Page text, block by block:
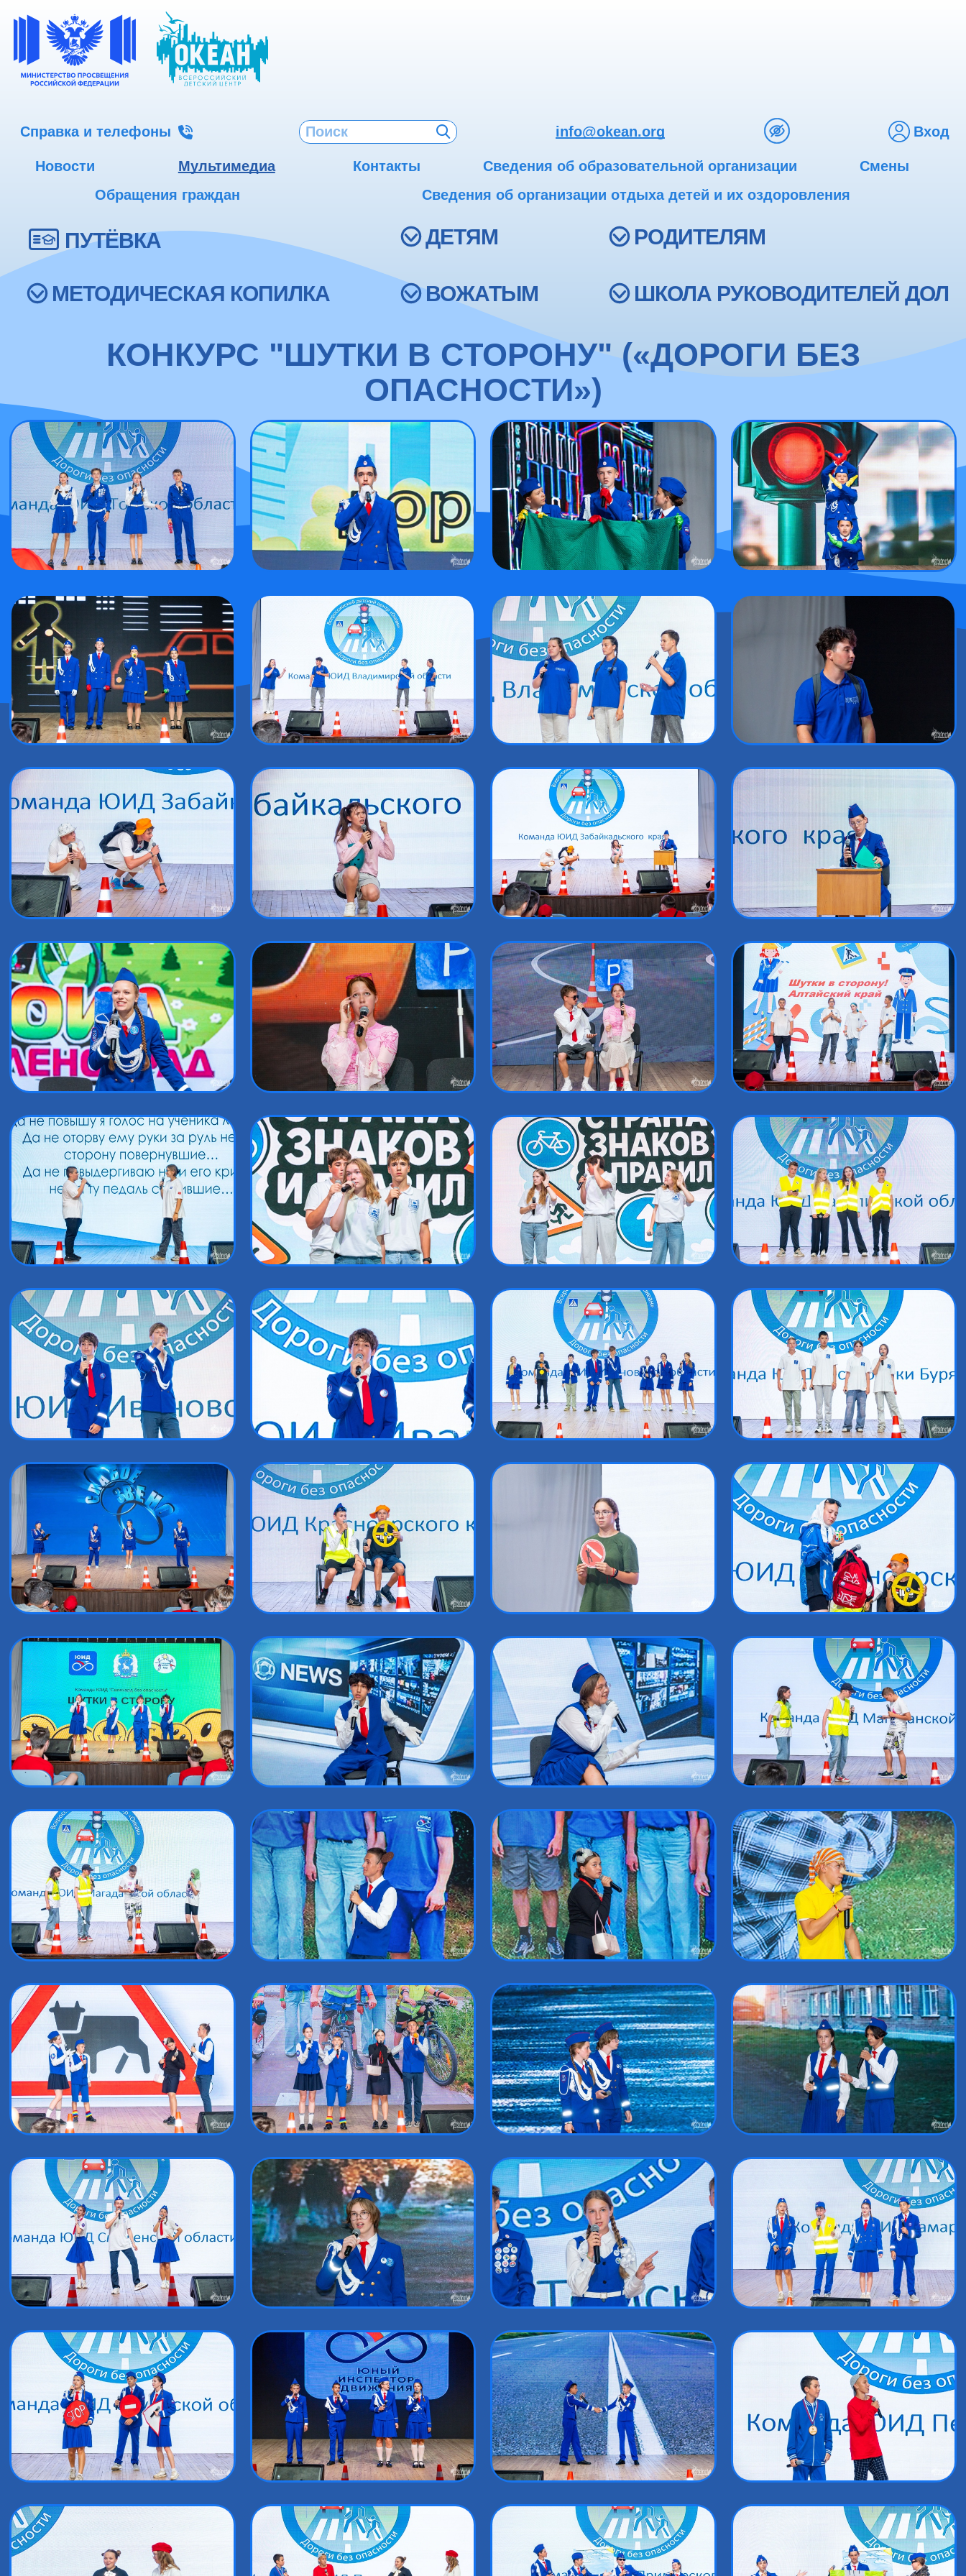
Справка и телефоны info@okean.org Вход
Новости Мультимедиа Контакты Сведения об образовательной организации
Смены
Обращения граждан
Сведения об организации отдыха детей и их оздоровления
ПУТЁВКА ДЕТЯМ РОДИТЕЛЯМ
МЕТОДИЧЕСКАЯ КОПИЛКА ВОЖАТЫМ ШКОЛА РУКОВОДИТЕЛЕЙ ДОЛ
КОНКУРС "ШУТКИ В СТОРОНУ" («ДОРОГИ БЕЗ
ОПАСНОСТИ»)